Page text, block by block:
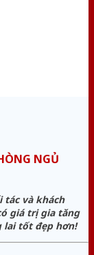
NGỦ
tác và khách
giá trị gia tăng
lai tốt đẹp hơn!